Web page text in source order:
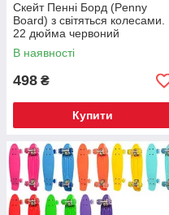
Скейт Пенні Борд (Penny
Board) з світяться колесами.
22 дюйма червоний
В наявності
498 ₴
Купити